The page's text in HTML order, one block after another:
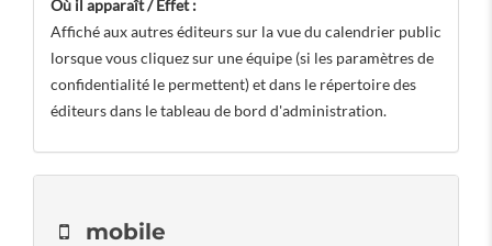
Où il apparaît / Effet :
Affiché aux autres éditeurs sur la vue du calendrier public
lorsque vous cliquez sur une équipe (si les paramètres de
confidentialité le permettent) et dans le répertoire des
éditeurs dans le tableau de bord d'administration.
mobile